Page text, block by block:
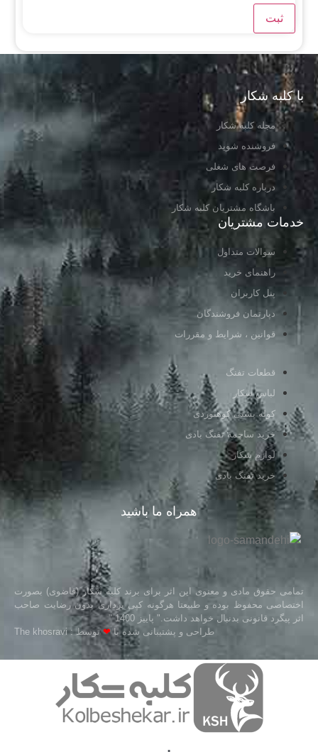
با کلبه شکار
مجله کلبه شکار
فروشنده شوید
فرصت های شغلی
درباره کلبه شکار
باشگاه مشتریان کلبه شکار
خدمات مشتریان
سوالات متداول
راهنمای خرید
پنل کاربران
دپارتمان فروشندگان
قوانین ، شرایط و مقررات
قطعات تفنگ
لباس شکار
کوله پشتی کوهنوردی
خرید ساچمه تفنگ بادی
لوازم شکار
خرید تفنگ بادی
همراه ما باشید
تمامی حقوق مادی و معنوی این اثر برای برند کلبه شکار (قاضوی) بصورت
اختصاصی محفوظ بوده و طبیعتا هرگونه کپی برداری بدون رضایت صاحب
اثر پیگرد قانونی بدنبال خواهد داشت." پاییز 1400 "
طراحی و پشتیبانی شده با❤توسط : The khosravi